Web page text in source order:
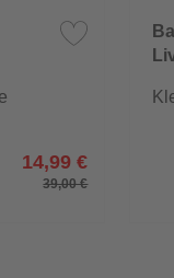
14,99 €
39,00 €